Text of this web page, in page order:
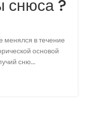
снюса ?
менялся в течение
основой
сню...